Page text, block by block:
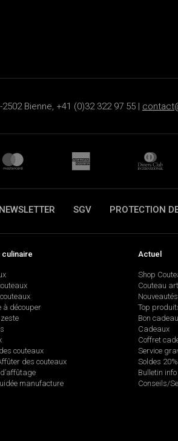
Bienne, +41 (0)32 322 97 55 |
NEWSLETTER SGV PROTECTION
culinaire
à découper
couteaux
des couteaux
manufacture
Actuel
Shop
Couteau
Nouveautés
Top
Bon cadeau
Cadeaux
Coffret
Service
Soldes 20%
Bulletin info
Conseils/